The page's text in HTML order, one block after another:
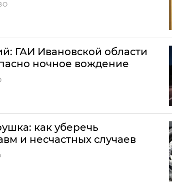
ГАИ Ивановской области
ночное вождение
как уберечь
и несчастных случаев